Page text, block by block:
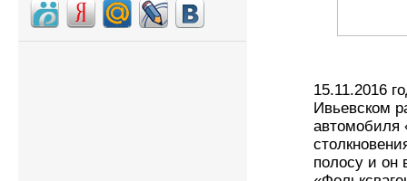
15.11.2016
Ивьевском
автомобиля
полосу и он